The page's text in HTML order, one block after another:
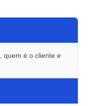
quem é o cliente e